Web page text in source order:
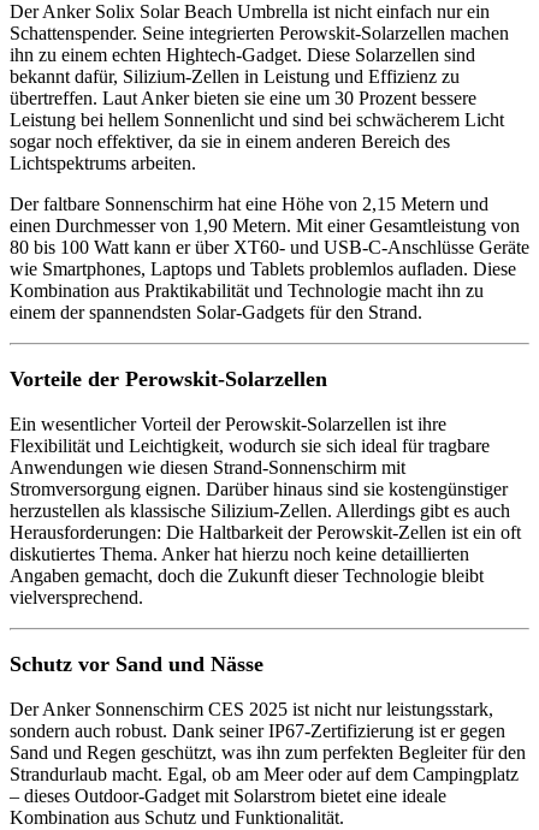
Der Anker Solix Solar Beach Umbrella ist nicht einfach nur ein
Schattenspender. Seine integrierten Perowskit-Solarzellen machen
ihn zu einem echten Hightech-Gadget. Diese Solarzellen sind
bekannt dafür, Silizium-Zellen in Leistung und Effizienz zu
übertreffen. Laut Anker bieten sie eine um 30 Prozent bessere
Leistung bei hellem Sonnenlicht und sind bei schwächerem Licht
sogar noch effektiver, da sie in einem anderen Bereich des
Lichtspektrums arbeiten.
Der faltbare Sonnenschirm hat eine Höhe von 2,15 Metern und
einen Durchmesser von 1,90 Metern. Mit einer Gesamtleistung von
80 bis 100 Watt kann er über XT60- und USB-C-Anschlüsse Geräte
wie Smartphones, Laptops und Tablets problemlos aufladen. Diese
Kombination aus Praktikabilität und Technologie macht ihn zu
einem der spannendsten Solar-Gadgets für den Strand.
Vorteile der Perowskit-Solarzellen
Ein wesentlicher Vorteil der Perowskit-Solarzellen ist ihre
Flexibilität und Leichtigkeit, wodurch sie sich ideal für tragbare
Anwendungen wie diesen Strand-Sonnenschirm mit
Stromversorgung eignen. Darüber hinaus sind sie kostengünstiger
herzustellen als klassische Silizium-Zellen. Allerdings gibt es auch
Herausforderungen: Die Haltbarkeit der Perowskit-Zellen ist ein oft
diskutiertes Thema. Anker hat hierzu noch keine detaillierten
Angaben gemacht, doch die Zukunft dieser Technologie bleibt
vielversprechend.
Schutz vor Sand und Nässe
Der Anker Sonnenschirm CES 2025 ist nicht nur leistungsstark,
sondern auch robust. Dank seiner IP67-Zertifizierung ist er gegen
Sand und Regen geschützt, was ihn zum perfekten Begleiter für den
Strandurlaub macht. Egal, ob am Meer oder auf dem Campingplatz
– dieses Outdoor-Gadget mit Solarstrom bietet eine ideale
Kombination aus Schutz und Funktionalität.